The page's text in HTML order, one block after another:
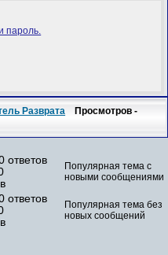
пароль.
Разврата Просмотров -
Популярная тема с
новыми сообщениями
Популярная тема без
новых сообщений